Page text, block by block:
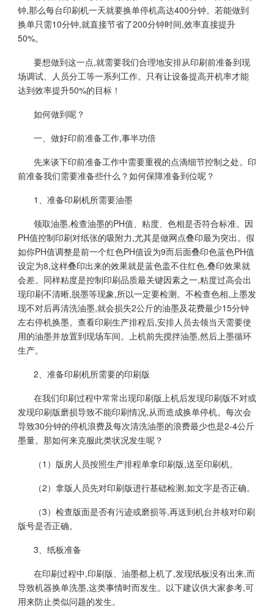
钟,那么每台印刷机一天就要换单停机高达400分钟。若能做到
换单只需10分钟,就直接节省了200分钟时间,效率直接提升
50%。
要想做到这一点,就需要我们合理地安排从印刷前准备到现
场调试、人员分工等一系列工作。只有让设备提高开机率才能
达到效率提升50%的目标！
如何做到呢？
一、做好印前准备工作,事半功倍
先来谈下印前准备工作中需要重视的点滴细节控制之处。印
前准备我们需要准备些什么？如何保障准备到位呢？
1、准备印刷机所需要油墨
领取油墨,检查油墨的PH值、粘度、色相是否符合标准。因
PH值控制印刷对纸张的吸附力,尤其是做网点叠印最为突出。假
如你PH值调整是前一个红色PH值设为9而后面叠印色蓝色PH值
设定为8,这样叠印出来的效果就是蓝色盖不住红色,叠印效果就
会差。同样粘度是控制印刷品质最关键因素之一,粘度过高会出
现印刷不清晰,脱墨等现象,所以一定要检测。不检查色相,上墨发
现不对后再清洗油墨,就会损失2公斤的油墨及花费最少15分钟
左右停机换墨。查看印刷生产排程后,安排人员去领当天需要使
用的油墨并放置到现场车间。上机前先搅拌油墨,然后上墨循环
生产。
2、准备印刷机所需要的印刷版
在我们印刷过程中常常出现印刷版上机后发现印刷版不对或
发现印刷版磨损导致不能印刷情况,从而造成换单停机。每次会
导致30分钟的停机浪费及每次清洗油墨的浪费最少也是2-4公斤
墨量。那如何来克服此类状况发生呢？
（1）版房人员按照生产排程单拿印刷版,送至印刷机。
（2）拿版人员先对印刷版进行基础检测,如文字是否正确。
（3）检查版面是否有污迹或磨损等,再送到机台并核对印刷
版号是否正确。
3、纸板准备
在印刷过程中,印刷版、油墨都上机了,发现纸板没有出来,而
导致机器换单洗墨,这类事情时而发生。以下建议供大家参考,可
用来防止类似问题的发生。